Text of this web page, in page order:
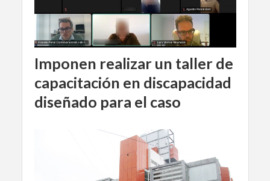
Imponen realizar un taller de
capacitación en discapacidad
diseñado para el caso